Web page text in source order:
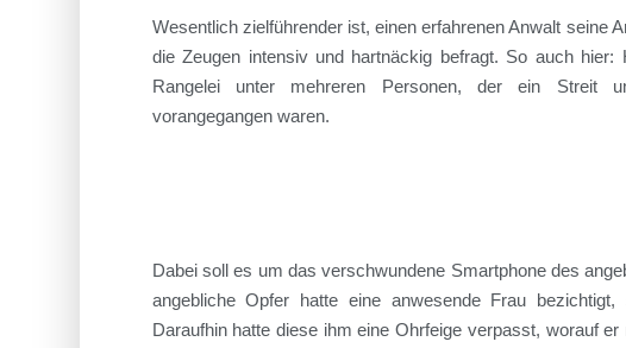
Wesentlich zielführender ist, einen erfahrenen Anwalt seine
die Zeugen intensiv und hartnäckig befragt. So auch hier:
Rangelei unter mehreren Personen, der ein Streit
vorangegangen waren.
Dabei soll es um das verschwundene Smartphone des
angebliche Opfer hatte eine anwesende Frau
Daraufhin hatte diese ihm eine Ohrfeige verpasst, worauf